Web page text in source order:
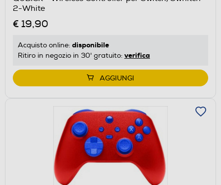
2-White
€ 19,90
Acquisto online: disponibile
Ritiro in negozio in 30' gratuito: verifica
AGGIUNGI